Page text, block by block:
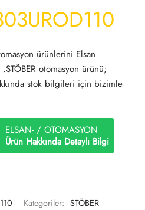
ürünlerini Elsan
otomasyon ürünü;
stok bilgileri için bizimle
ELSAN- / OTOMASYON
Ürün Hakkında Detaylı Bilgi
Kategoriler: STÖBER